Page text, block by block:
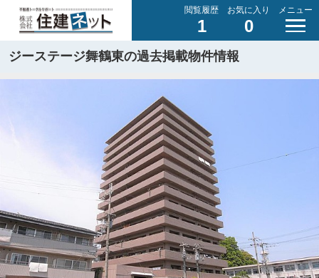
閲覧履歴
1
お気に入り
0
メニュー
ジーステージ舞鶴東の過去掲載物件情報